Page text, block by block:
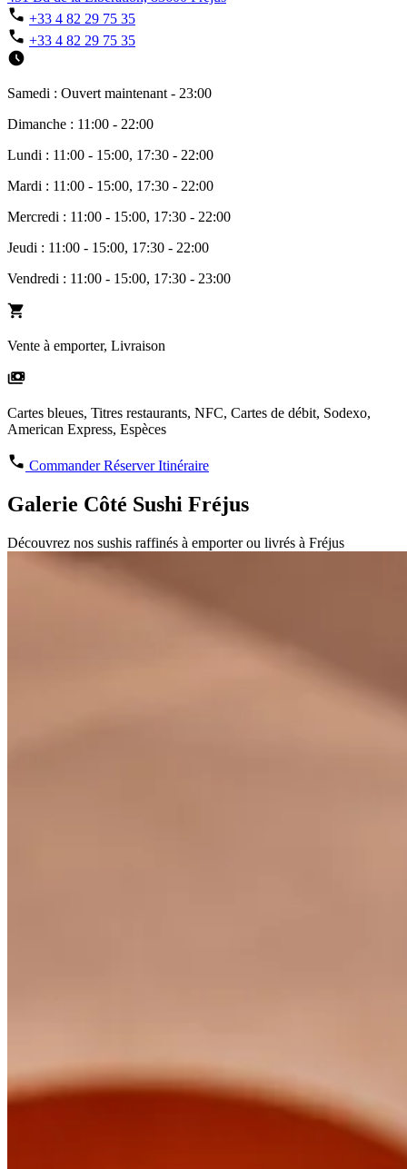
+33 4 82 29 75 35
+33 4 82 29 75 35
Samedi : Ouvert maintenant - 23:00
Dimanche : 11:00 - 22:00
Lundi : 11:00 - 15:00, 17:30 - 22:00
Mardi : 11:00 - 15:00, 17:30 - 22:00
Mercredi : 11:00 - 15:00, 17:30 - 22:00
Jeudi : 11:00 - 15:00, 17:30 - 22:00
Vendredi : 11:00 - 15:00, 17:30 - 23:00
Vente à emporter, Livraison
Cartes bleues, Titres restaurants, NFC, Cartes de débit, Sodexo,
American Express, Espèces
CommanderRéserverItinéraire
Galerie Côté Sushi Fréjus
Découvrez nos sushis raffinés à emporter ou livrés à Fréjus